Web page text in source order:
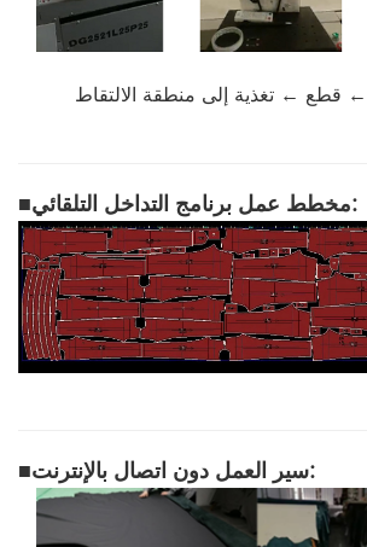
قطع ← تغذية إلى منطقة الالتقاط
■ مخطط عمل برنامج التداخل التلقائي:
■ سير العمل دون اتصال بالإنترنت: